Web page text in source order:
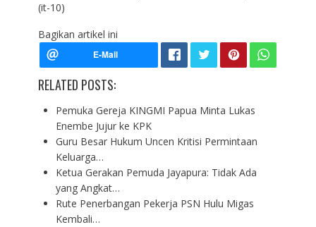
(it-10)
Bagikan artikel ini
RELATED POSTS:
Pemuka Gereja KINGMI Papua Minta Lukas
Enembe Jujur ke KPK
Guru Besar Hukum Uncen Kritisi Permintaan
Keluarga…
Ketua Gerakan Pemuda Jayapura: Tidak Ada
yang Angkat…
Rute Penerbangan Pekerja PSN Hulu Migas
Kembali…